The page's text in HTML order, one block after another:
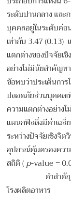
ระดับปานกลาง แล
บุคคลอยู่ในระดับค่อ
เท่ากับ 3.47 (0.13)
แตกต่างของปัจจัยเ
อย่างไม่มีนัยสำคัญท
ข้อพบว่าประเด็นกา
ปลอดภัยส่วนบุคคลเ
ความแตกต่างอย่าง
แผนกฟิลลิ่งมีค่าเฉลี่
ระหว่างปัจจัยเชิงจิ
อุปกรณ์คุ้มครองคว
สถิติ (p-value =
คำสำคั
โรงผลิตอาหาร